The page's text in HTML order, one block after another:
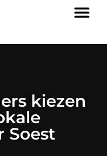
kiezen
Soest